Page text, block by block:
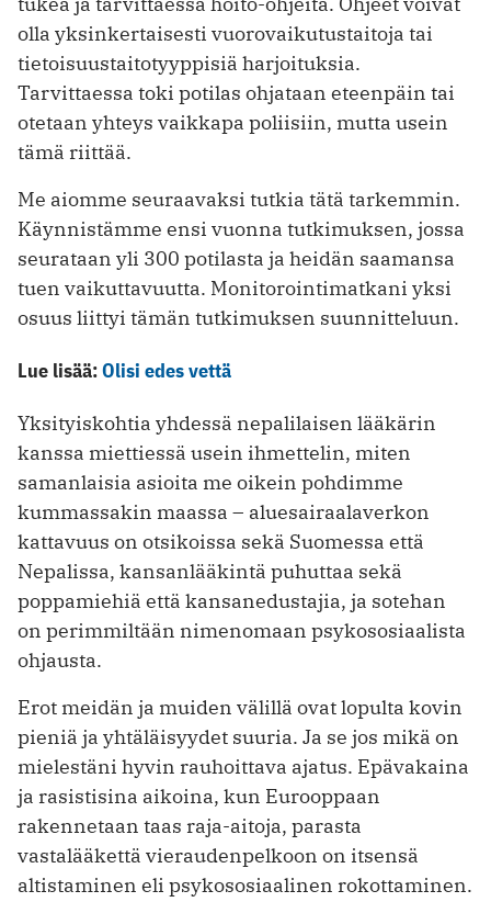
olla yksinkertaisesti vuorovaikutustaitoja tai
tietoisuustaitotyyppisiä harjoituksia.
Tarvittaessa toki potilas ohjataan eteenpäin tai
otetaan yhteys vaikkapa poliisiin, mutta usein
tämä riittää.
Me aiomme seuraavaksi tutkia tätä tarkemmin.
Käynnistämme ensi vuonna tutkimuksen, jossa
seurataan yli 300 potilasta ja heidän saamansa
tuen vaikuttavuutta. Monitorointimatkani yksi
osuus liittyi tämän tutkimuksen suunnitteluun.
Lue lisää:Olisi edes vettä
Yksityiskohtia yhdessä nepalilaisen lääkärin
kanssa miettiessä usein ihmettelin, miten
samanlaisia asioita me oikein pohdimme
kummassakin maassa – aluesairaalaverkon
kattavuus on otsikoissa sekä Suomessa että
Nepalissa, kansanlääkintä puhuttaa sekä
poppamiehiä että kansanedustajia, ja sotehan
on perimmiltään nimenomaan psykososiaalista
ohjausta.
Erot meidän ja muiden välillä ovat lopulta kovin
pieniä ja yhtäläisyydet suuria. Ja se jos mikä on
mielestäni hyvin rauhoittava ajatus. Epävakaina
ja rasistisina aikoina, kun Eurooppaan
rakennetaan taas raja-aitoja, parasta
vastalääkettä vieraudenpelkoon on itsensä
altistaminen eli psykososiaalinen rokottaminen.